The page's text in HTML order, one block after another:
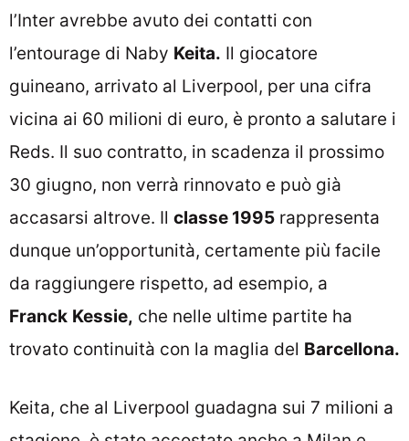
l’Inter avrebbe avuto dei contatti con
l’entourage di Naby Keita. Il giocatore
guineano, arrivato al Liverpool, per una cifra
vicina ai 60 milioni di euro, è pronto a salutare i
Reds. Il suo contratto, in scadenza il prossimo
30 giugno, non verrà rinnovato e può già
accasarsi altrove. Il classe 1995 rappresenta
dunque un’opportunità, certamente più facile
da raggiungere rispetto, ad esempio, a
Franck Kessie, che nelle ultime partite ha
trovato continuità con la maglia del Barcellona.
Keita, che al Liverpool guadagna sui 7 milioni a